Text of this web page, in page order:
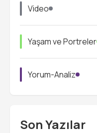
Video
Yaşam ve Portreler
Yorum-Analiz
Son Yazılar